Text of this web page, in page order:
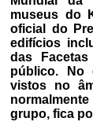
museus do
oficial do
edifícios
das
público. No
vistos no
grupo, fica